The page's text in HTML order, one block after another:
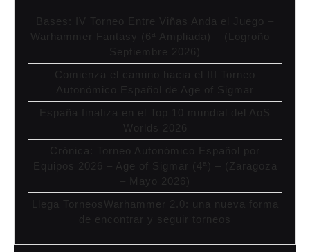
Bases: IV Torneo Entre Viñas Anda el Juego –
Warhammer Fantasy (6ª Ampliada) – (Logroño –
Septiembre 2026)
Comienza el camino hacia el III Torneo
Autonómico Español de Age of Sigmar
España finaliza en el Top 10 mundial del AoS
Worlds 2026
Crónica: Torneo Autonómico Español por
Equipos 2026 – Age of Sigmar (4ª) – (Zaragoza
– Mayo 2026)
Llega TorneosWarhammer 2.0: una nueva forma
de encontrar y seguir torneos